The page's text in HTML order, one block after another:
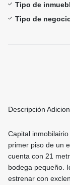
Tipo de
Tipo de
Descripción
Capital
primer piso de un
cuenta con 21
bodega pequeño.
estrenar con